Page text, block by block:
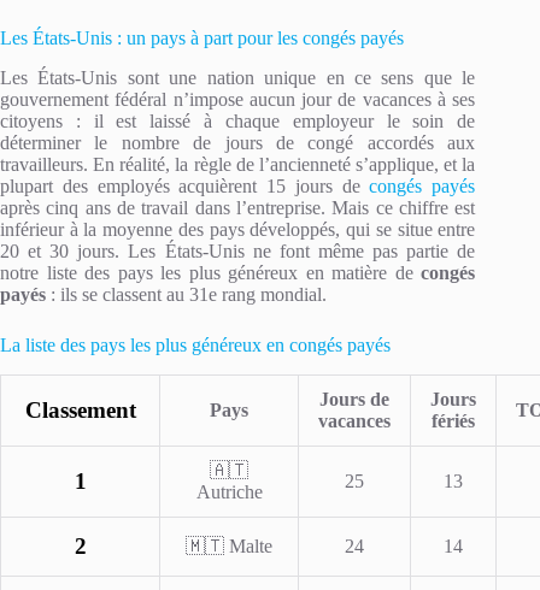
Les États-Unis : un pays à part pour les congés payés
Les États-Unis sont une nation unique en ce sens que le
gouvernement fédéral n’impose aucun jour de vacances à ses
citoyens : il est laissé à chaque employeur le soin de
déterminer le nombre de jours de congé accordés aux
travailleurs. En réalité, la règle de l’ancienneté s’applique, et la
plupart des employés acquièrent 15 jours decongés payés
après cinq ans de travail dans l’entreprise. Mais ce chiffre est
inférieur à la moyenne des pays développés, qui se situe entre
20 et 30 jours. Les États-Unis ne font même pas partie de
notre liste des pays les plus généreux en matière decongés
payés : ils se classent au 31e rang mondial.
La liste des pays les plus généreux en congés payés
Classement Pays
Jours de
vacances
Jours
fériés
1
🇦🇹
Autriche
25 13
2 🇲🇹 Malte 24 14